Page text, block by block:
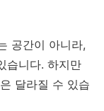
공간이 아니라,
습니다. 하지만
달라질 수 있습